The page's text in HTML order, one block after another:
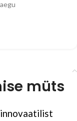
müts
innovaatilist